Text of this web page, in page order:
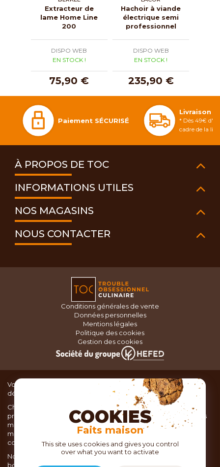
Extracteur de
lame Home Line
200
DISPO WEB
EN STOCK !
75,90 €
Hachoir à viande
électrique semi
professionnel
DISPO WEB
EN STOCK !
235,90 €
Paiement SÉCURISÉ
Livraison
* Dès 49€
cadre de la
À PROPOS DE TOC
INFORMATIONS UTILES
NOS MAGASINS
NOUS CONTACTER
Conditions générales de vente
Données personnelles
Mentions légales
Politique des cookies
Gestion des cookies
Vous recherchez du matériel de cuisine pour concocter de
délicieux plats ou des pâtisseries dignes d’un grand chef ?
Chez TOC, boutique d’ustensiles de cuisine, nous vous
proposons une large sélection de produits issus des meilleures
marques de matériel de cuisine: Ustensiles de pâtisserie,
matériel de cuisson, service de table, ustensiles de cuisine,
coutellerie, set picnic.
Nous vous réservons un accueil chaleureux au sein de nos 21
boutiques, mais vous trouverez également tout votre matériel
COOKIES
Faits maison
This site uses cookies and gives you control
over what you want to activate